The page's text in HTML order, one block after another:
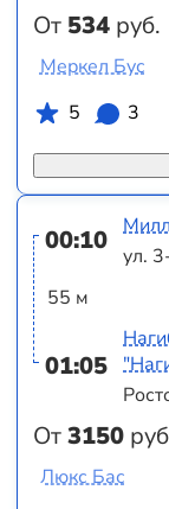
От 534 руб.
Меркел Бус
5
3
00:10
55 м
01:05
От3150
ул.
Люкс Бас